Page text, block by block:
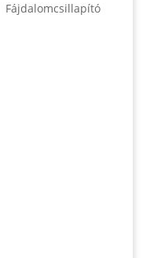
Fájdalomcsillapító